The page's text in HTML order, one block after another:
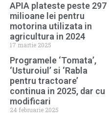
APIA plateste peste 297
milioane lei pentru
motorina utilizata in
agricultura in 2024
17 martie 2025
Programele ‘Tomata’,
‘Usturoiul’ si ‘Rabla
pentru tractoare’
continua in 2025, dar cu
modificari
24 februarie 2025